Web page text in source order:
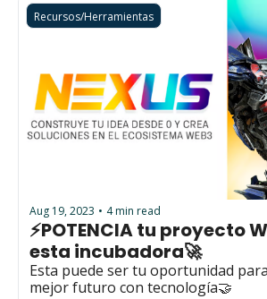
Recursos/Herramientas
Aug 19, 2023 • 4 min read
⚡POTENCIA tu proyecto
esta incubadora🚀
Esta puede ser tu oportunidad
mejor futuro con tecnología🤝